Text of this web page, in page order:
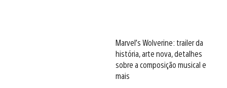
Marvel’s Wolverine: trailer da
história, arte nova, detalhes
sobre a composição musical e
mais